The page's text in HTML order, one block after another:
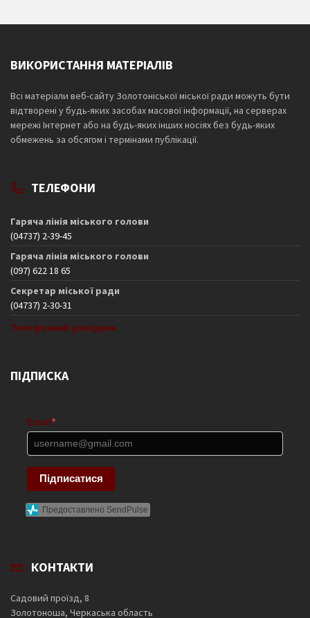
ВИКОРИСТАННЯ МАТЕРІАЛІВ
Всі матеріали веб-сайту Золотоніської міської ради можуть бути
відтворені у будь-яких засобах масової інформації, на серверах
мережі Інтернет або на будь-яких інших носіях без будь-яких
обмежень за обсягом і термінами публікації.
ТЕЛЕФОНИ
Гаряча лінія міського голови
(04737) 2-39-45
Гаряча лінія міського голови
(097) 622 18 65
Секретар міської ради
(04737) 2-30-31
Телефонний довідник
ПІДПИСКА
Email *
Підписатися
Предоставлено SendPulse
КОНТАКТИ
Садовий проїзд, 8
Золотоноша, Черкаська область